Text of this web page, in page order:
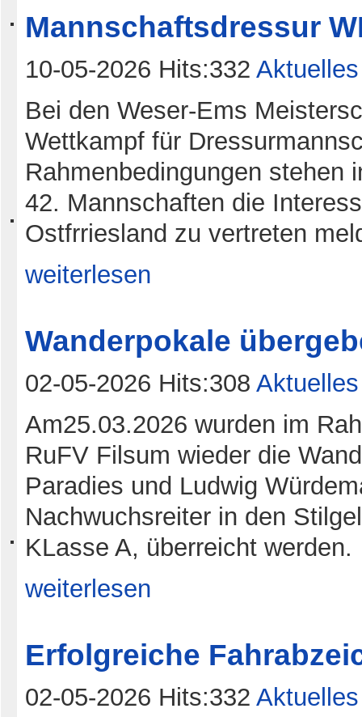
Mannschaftsdressur
10-05-2026 Hits:332 Aktuelles
Bei den Weser-Ems
Wettkampf für
Rahmenbedingungen stehen
42. Mannschaften die
Ostfrriesland zu vertreten
weiterlesen
Wanderpokale
02-05-2026 Hits:308 Aktuelles
Am25.03.2026 wurden im
RuFV Filsum wieder die
Paradies und Ludwig
Nachwuchsreiter in den
KLasse A, überreicht
weiterlesen
Erfolgreiche
02-05-2026 Hits:332 Aktuelles